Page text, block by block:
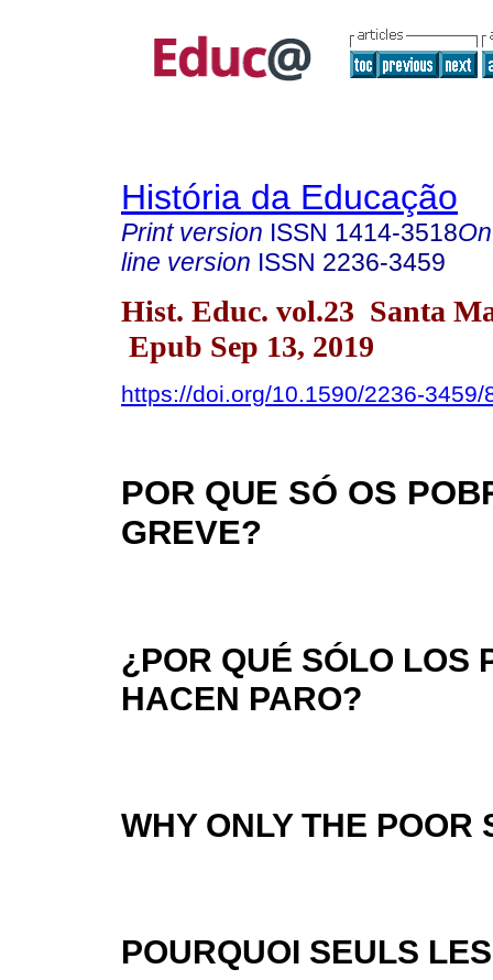
História da Educação
Print version ISSN 1414-3518
line version ISSN 2236-3459
Hist. Educ. vol.23 Santa
Epub Sep 13, 2019
https://doi.org/10.1590/2236-3459/
POR QUE SÓ OS
GREVE?
¿POR QUÉ SÓLO LOS
HACEN PARO?
WHY ONLY THE POOR
POURQUOI SEULS